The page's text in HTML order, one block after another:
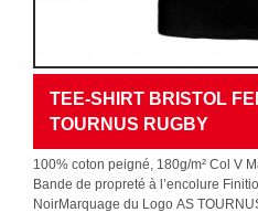
TEE-SHIRT BRISTOL
TOURNUS RUGBY
100% coton peigné, 180g/m² Col V
Bande de propreté à l’encolure
NoirMarquage du Logo AS